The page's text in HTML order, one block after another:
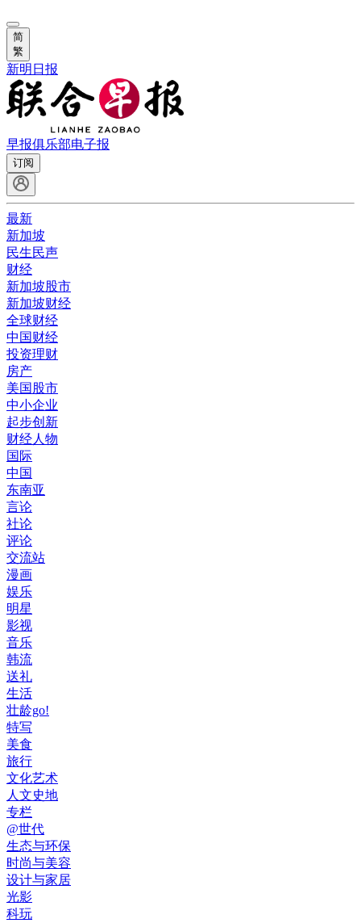
简
繁
新明日报
早报俱乐部电子报
订阅
最新
新加坡
民生民声
财经
新加坡股市
新加坡财经
全球财经
中国财经
投资理财
房产
美国股市
中小企业
起步创新
财经人物
国际
中国
东南亚
言论
社论
评论
交流站
漫画
娱乐
明星
影视
音乐
韩流
送礼
生活
壮龄go!
特写
美食
旅行
文化艺术
人文史地
专栏
@世代
生态与环保
时尚与美容
设计与家居
光影
科玩